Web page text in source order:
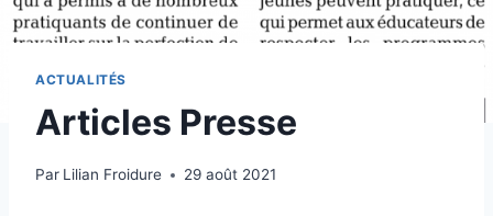
ACTUALITÉS
Articles Presse
Par Lilian Froidure 29 août 2021